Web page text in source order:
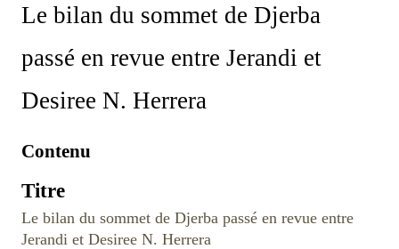
Le bilan du sommet de Djerba
passé en revue entre Jerandi et
Desiree N. Herrera
Contenu
Titre
Le bilan du sommet de Djerba passé en revue entre
Jerandi et Desiree N. Herrera